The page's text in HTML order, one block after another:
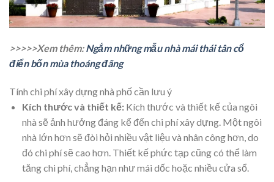
>>>>>Xem thêm:Ngắm những mẫu nhà mái thái tân cổ
điển bốn mùa thoáng đãng
Tính chi phí xây dựng nhà phố cần lưu ý
Kích thước và thiết kế:Kích thước và thiết kế của ngôi
nhà sẽ ảnh hưởng đáng kể đến chi phí xây dựng. Một ngôi
nhà lớn hơn sẽ đòi hỏi nhiều vật liệu và nhân công hơn, do
đó chi phí sẽ cao hơn. Thiết kế phức tạp cũng có thể làm
tăng chi phí, chẳng hạn như mái dốc hoặc nhiều cửa sổ.